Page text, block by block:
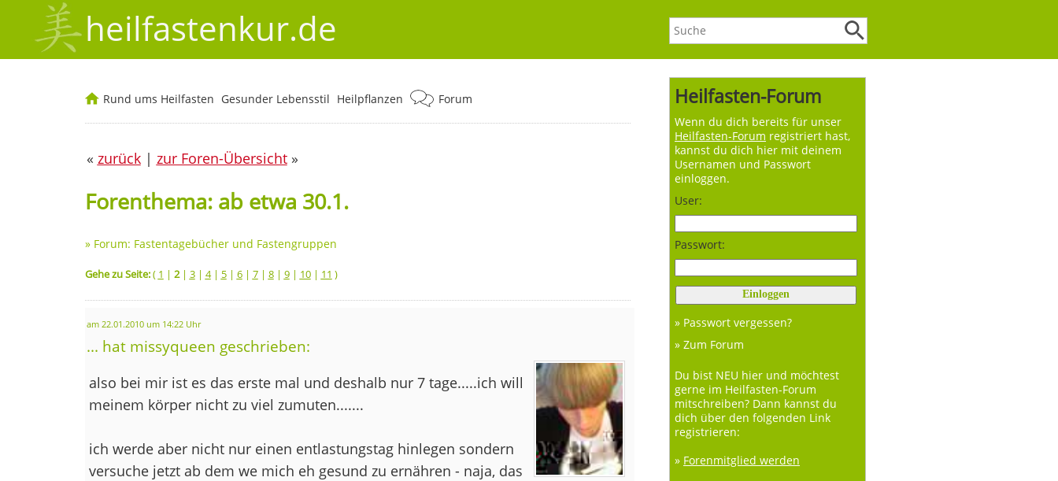
heilfastenkur.de
Heilfasten-Forum
Wenn du dich bereits für unser
Heilfasten-Forum registriert hast,
kannst du dich hier mit deinem
Usernamen und Passwort
einloggen.
User:
Passwort:
» Passwort vergessen?
» Zum Forum
Du bist NEU hier und möchtest
gerne im Heilfasten-Forum
mitschreiben? Dann kannst du
dich über den folgenden Link
registrieren:
» Forenmitglied werden
Rund ums Heilfasten Gesunder Lebensstil Heilpflanzen Forum
« zurück| zur Foren-Übersicht»
Forenthema: ab etwa 30.1.
» Forum: Fastentagebücher und Fastengruppen
Gehe zu Seite:( 1 | 2| 3| 4| 5| 6| 7| 8| 9| 10| 11 )
am 22.01.2010 um 14:22 Uhr
... hat missyqueen geschrieben:
also bei mir ist es das erste mal und deshalb nur 7 tage.....ich will
meinem körper nicht zu viel zumuten.......
ich werde aber nicht nur einen entlastungstag hinlegen sondern
versuche jetzt ab dem we mich eh gesund zu ernähren - naja, das